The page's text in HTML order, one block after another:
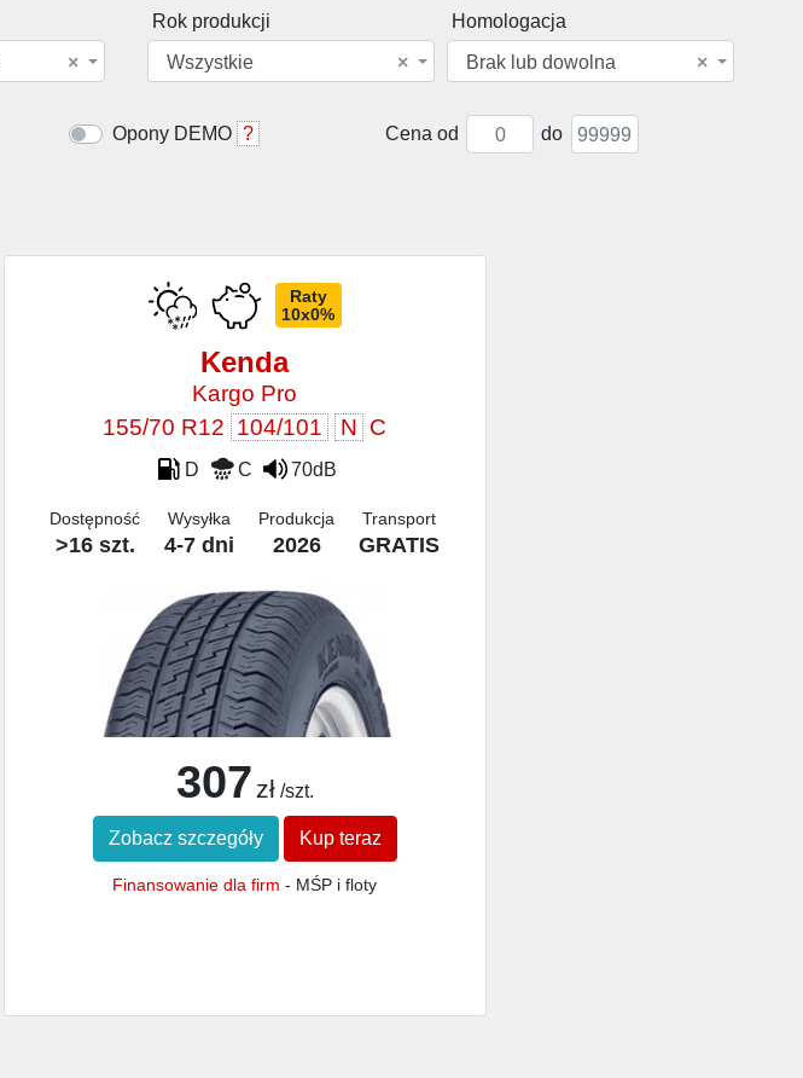
×
Rok produkcji
×
Wszystkie
Homologacja
×
Brak lub dowolna
Opony DEMO ? Cena od do
Raty
10x0%
Kenda
Kargo Pro
155/70 R12 104/101 N C
D C 70dB
Dostępność
>16 szt.
Wysyłka
4-7 dni
Produkcja
2026
Transport
GRATIS
307 zł /szt.
Zobacz szczegóły Kup teraz
Finansowanie dla firm - MŚP i floty